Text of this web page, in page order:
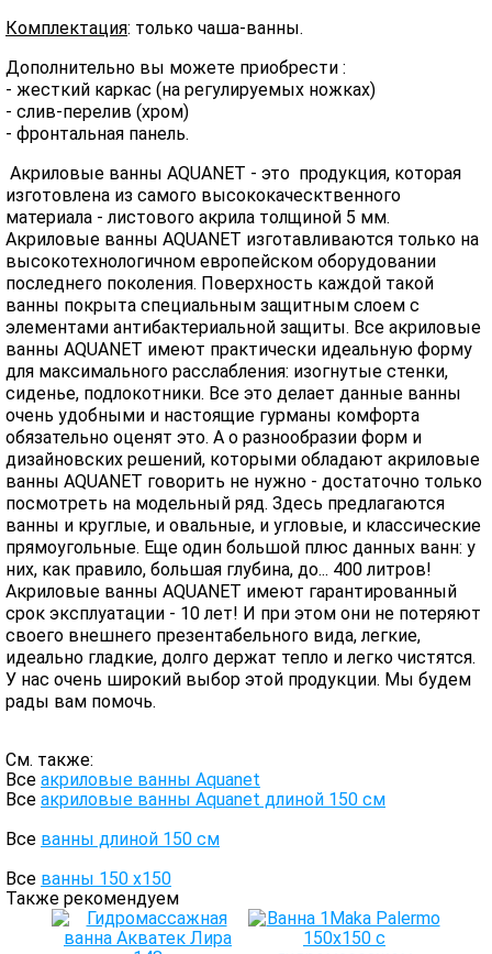
Комплектация: только чаша-ванны.
Дополнительно вы можете приобрести :
- жесткий каркас (на регулируемых ножках)
- слив-перелив (хром)
- фронтальная панель.
Акриловые ванны AQUANET - это продукция, которая
изготовлена из самого высококаческтвенного
материала - листового акрила толщиной 5 мм.
Акриловые ванны AQUANET изготавливаются только на
высокотехнологичном европейском оборудовании
последнего поколения. Поверхность каждой такой
ванны покрыта специальным защитным слоем с
элементами антибактериальной защиты. Все акриловые
ванны AQUANET имеют практически идеальную форму
для максимального расслабления: изогнутые стенки,
сиденье, подлокотники. Все это делает данные ванны
очень удобными и настоящие гурманы комфорта
обязательно оценят это. А о разнообразии форм и
дизайновских решений, которыми обладают акриловые
ванны AQUANET говорить не нужно - достаточно только
посмотреть на модельный ряд. Здесь предлагаются
ванны и круглые, и овальные, и угловые, и классические
прямоугольные. Еще один большой плюс данных ванн: у
них, как правило, большая глубина, до... 400 литров!
Акриловые ванны AQUANET имеют гарантированный
срок эксплуатации - 10 лет! И при этом они не потеряют
своего внешнего презентабельного вида, легкие,
идеально гладкие, долго держат тепло и легко чистятся.
У нас очень широкий выбор этой продукции. Мы будем
рады вам помочь.
См. также:
Все акриловые ванны Aquanet
Все акриловые ванны Aquanet длиной 150 см
Все ванны длиной 150 см
Все ванны 150 х150
Также рекомендуем